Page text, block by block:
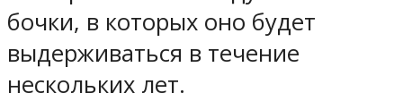
бочки, в которых оно будет
выдерживаться в течение
нескольких лет.